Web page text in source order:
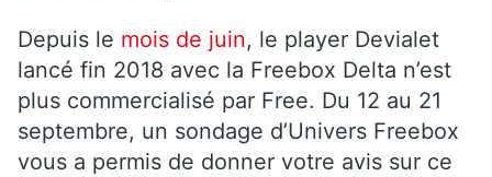
Depuis le mois de juin, le player Devialet
lancé fin 2018 avec la Freebox Delta n’est
plus commercialisé par Free. Du 12 au 21
septembre, un sondage d’Univers Freebox
vous a permis de donner votre avis sur ce